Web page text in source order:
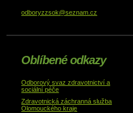
odboryzzsok@seznam.cz
Oblíbené odkazy
Odborový svaz zdravotnictví a
sociální péče
Zdravotnická záchranná služba
Olomouckého kraje